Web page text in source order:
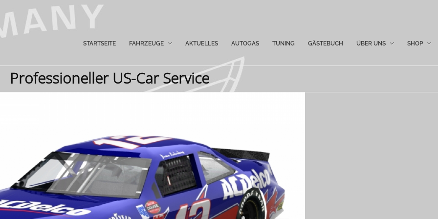
STARTSEITE FAHRZEUGE AKTUELLES AUTOGAS TUNING GÄSTEBUCH ÜBER UNS SHOP
Professioneller US-Car Service